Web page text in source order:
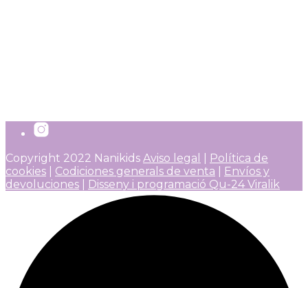
Copyright 2022 Nanikids Aviso legal
Política de
cookies
Codiciones generals de venta
Envíos y
devoluciones
Disseny i programació Qu-24 Viralik